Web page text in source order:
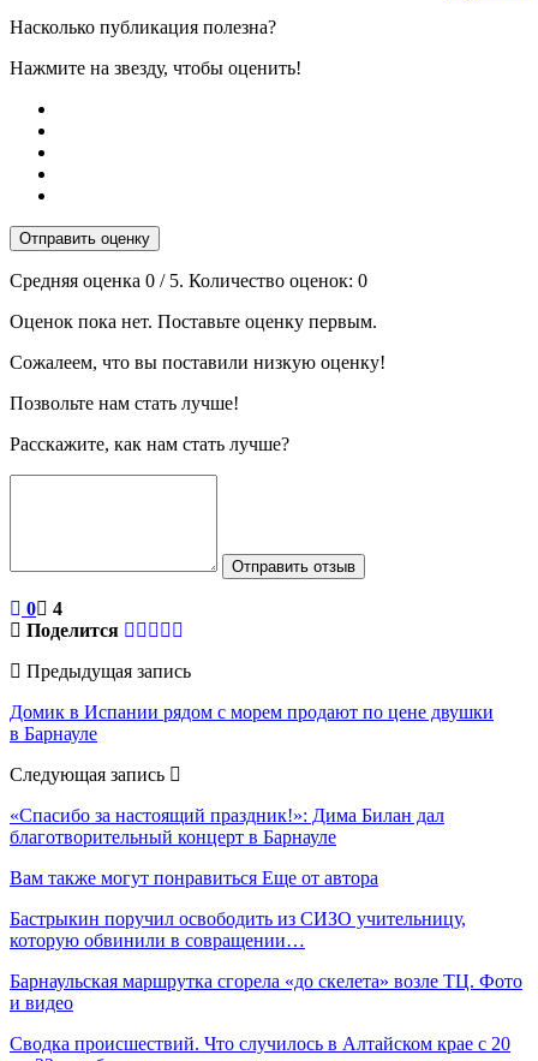
Насколько публикация полезна?
Нажмите на звезду, чтобы оценить!
Отправить оценку
Средняя оценка 0 / 5. Количество оценок: 0
Оценок пока нет. Поставьте оценку первым.
Сожалеем, что вы поставили низкую оценку!
Позвольте нам стать лучше!
Расскажите, как нам стать лучше?
Отправить отзыв
0
4
Поделится
Предыдущая запись
Домик в Испании рядом с морем продают по цене двушки
в Барнауле
Следующая запись
«Спасибо за настоящий праздник!»: Дима Билан дал
благотворительный концерт в Барнауле
Вам также могут понравиться Еще от автора
Бастрыкин поручил освободить из СИЗО учительницу,
которую обвинили в совращении…
Барнаульская маршрутка сгорела «до скелета» возле ТЦ. Фото
и видео
Сводка происшествий. Что случилось в Алтайском крае с 20